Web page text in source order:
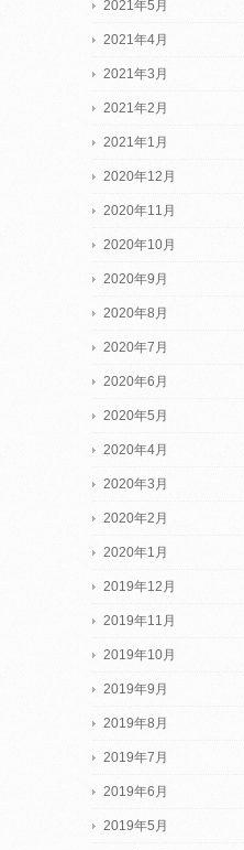
2021年5月
2021年4月
2021年3月
2021年2月
2021年1月
2020年12月
2020年11月
2020年10月
2020年9月
2020年8月
2020年7月
2020年6月
2020年5月
2020年4月
2020年3月
2020年2月
2020年1月
2019年12月
2019年11月
2019年10月
2019年9月
2019年8月
2019年7月
2019年6月
2019年5月